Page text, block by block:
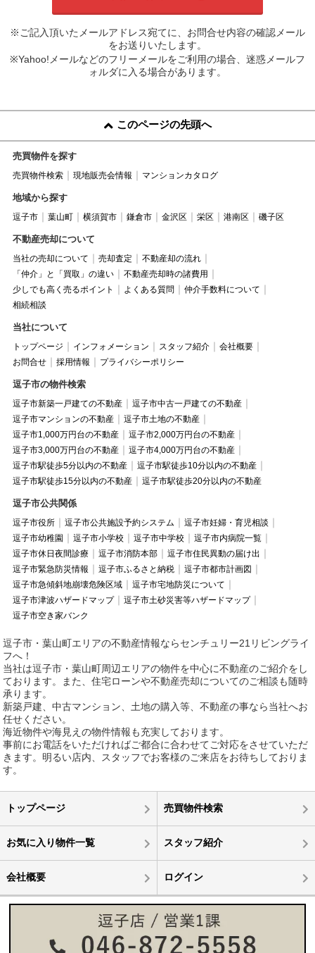
※ご記入頂いたメールアドレス宛てに、お問合せ内容の確認メール
をお送りいたします。
※Yahoo!メールなどのフリーメールをご利用の場合、迷惑メールフ
ォルダに入る場合があります。
このページの先頭へ
売買物件を探す
売買物件検索 現地販売会情報 マンションカタログ
地域から探す
逗子市 葉山町 横須賀市 鎌倉市 金沢区 栄区 港南区 磯子区
不動産売却について
当社の売却について 売却査定
不動産却の流れ
「仲介」と「買取」の違い
不動産売却時の諸費用
少しでも高く売るポイント
よくある質問
仲介手数料について
相続相談
当社について
トップページ インフォメーション スタッフ紹介
会社概要
お問合せ
採用情報 プライバシーポリシー
逗子市の物件検索
逗子市新築一戸建ての不動産
逗子市中古一戸建ての不動産
逗子市マンションの不動産
逗子市土地の不動産
逗子市1,000万円台の不動産
逗子市2,000万円台の不動産
逗子市3,000万円台の不動産
逗子市4,000万円台の不動産
逗子市駅徒歩5分以内の不動産
逗子市駅徒歩10分以内の不動産
逗子市駅徒歩15分以内の不動産
逗子市駅徒歩20分以内の不動産
逗子市公共関係
逗子市役所 逗子市公共施設予約システム
逗子市妊婦・育児相談
逗子市幼稚園
逗子市小学校 逗子市中学校
逗子市内病院一覧
逗子市休日夜間診療
逗子市消防本部
逗子市住民異動の届け出
逗子市緊急防災情報
逗子市ふるさと納税
逗子市都市計画図
逗子市急傾斜地崩壊危険区域
逗子市宅地防災について
逗子市津波ハザードマップ
逗子市土砂災害等ハザードマップ
逗子市空き家バンク
逗子市・葉山町エリアの不動産情報ならセンチュリー21リビングライ
フへ！
当社は逗子市・葉山町周辺エリアの物件を中心に不動産のご紹介をし
ております。また、住宅ローンや不動産売却についてのご相談も随時
承ります。
新築戸建、中古マンション、土地の購入等、不動産の事なら当社へお
任せください。
海近物件や海見えの物件情報も充実しております。
事前にお電話をいただければご都合に合わせてご対応をさせていただ
きます。明るい店内、スタッフでお客様のご来店をお待ちしておりま
す。
トップページ 売買物件検索
お気に入り物件一覧 スタッフ紹介
会社概要 ログイン